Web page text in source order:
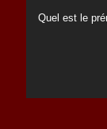
Quel est le